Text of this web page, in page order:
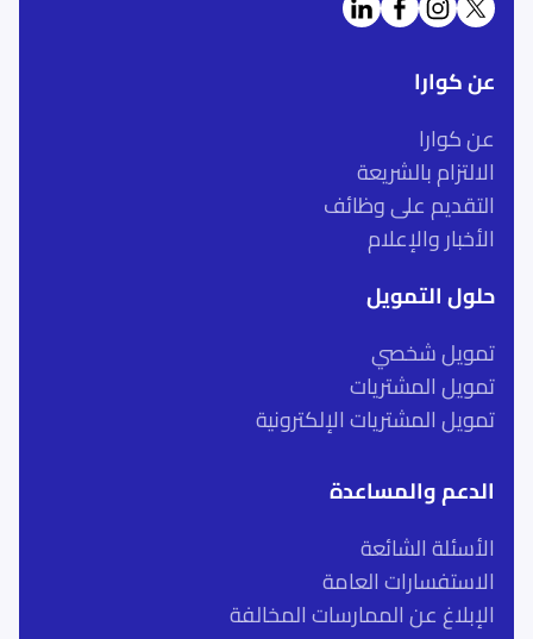
عن كوارا
عن كوارا
الالتزام بالشريعة
التقديم على وظائف
الأخبار والإعلام
حلول التمويل
تمويل شخصي
تمويل المشتريات
تمويل المشتريات الإلكترونية
الدعم والمساعدة
الأسئلة الشائعة
الاستفسارات العامة
الإبلاغ عن الممارسات المخالفة